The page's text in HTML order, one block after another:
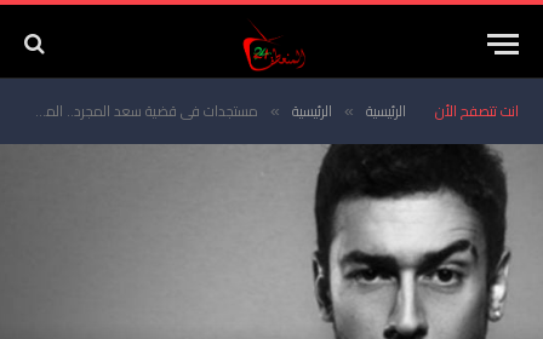
انت تتصفح الأن الرئيسية » الرئيسية » مستجدات في قضية سعد المجرد.. المشتكية على صلة بعناصر ضمن عصابة منظمة